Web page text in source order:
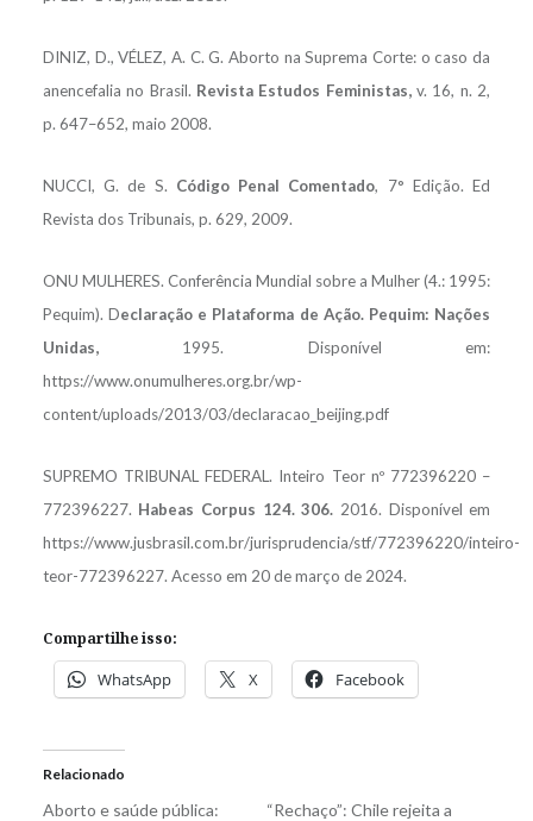
DINIZ, D., VÉLEZ, A. C. G. Aborto na Suprema Corte: o caso da
anencefalia no Brasil. Revista Estudos Feministas,v. 16, n. 2,
p. 647–652, maio 2008.
NUCCI, G. de S. Código Penal Comentado, 7° Edição. Ed
Revista dos Tribunais, p. 629, 2009.
ONU MULHERES. Conferência Mundial sobre a Mulher (4.: 1995:
Pequim). Declaração e Plataforma de Ação. Pequim: Nações
Unidas,1995. Disponível em:
https://www.onumulheres.org.br/wp-
content/uploads/2013/03/declaracao_beijing.pdf
SUPREMO TRIBUNAL FEDERAL. Inteiro Teor nº 772396220 –
772396227. Habeas Corpus 124. 306. 2016. Disponível em
https://www.jusbrasil.com.br/jurisprudencia/stf/772396220/inteiro-
teor-772396227. Acesso em 20 de março de 2024.
Compartilhe isso:
WhatsApp X Facebook
Relacionado
Aborto e saúde pública:
“Rechaço”: Chile rejeita a